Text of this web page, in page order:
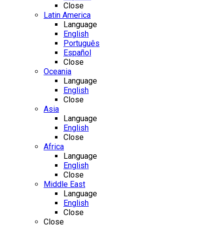
Close
Latin America
Language
English
Português
Español
Close
Oceania
Language
English
Close
Asia
Language
English
Close
Africa
Language
English
Close
Middle East
Language
English
Close
Close